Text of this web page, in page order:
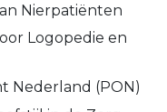
Nierpatiënten
Logopedie en
Nederland (PON)